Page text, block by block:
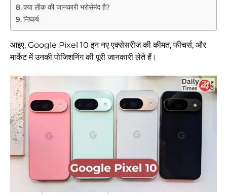
क्या लीक की जानकारी भरोसेमंद है?
निष्कर्ष
आइए, Google Pixel 10 इन नए एक्सेसरीज की कीमत, फीचर्स, और
मार्केट में उनकी पोजिशनिंग की पूरी जानकारी लेते हैं।